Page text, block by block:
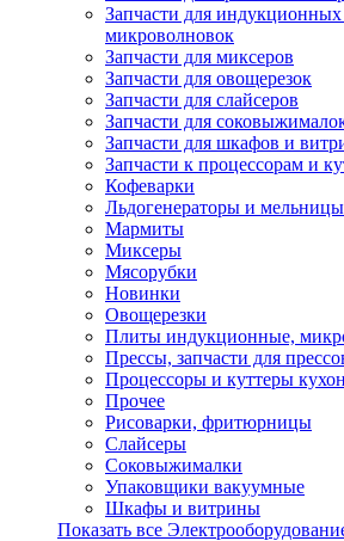
Запчасти для
микроволновок
Запчасти для миксеров
Запчасти для овощерезок
Запчасти для слайсеров
Запчасти для
Запчасти для шкафов и
Запчасти к процессорам и
Кофеварки
Льдогенераторы и мельницы
Мармиты
Миксеры
Мясорубки
Новинки
Овощерезки
Плиты индукционные,
Прессы, запчасти для
Процессоры и куттеры
Прочее
Рисоварки, фритюрницы
Слайсеры
Соковыжималки
Упаковщики вакуумные
Шкафы и витрины
Показать все